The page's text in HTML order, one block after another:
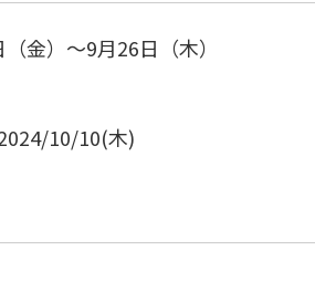
金）～9月26日（木）
10/10(木)